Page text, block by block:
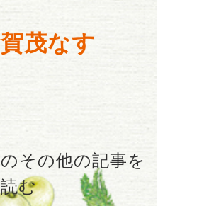
賀茂なす
のその他の記事を
読む